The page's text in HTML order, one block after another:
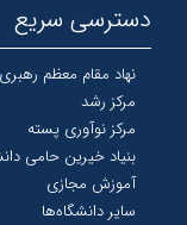
دسترسی سریع
نهاد مقام معظم رهبری
مرکز رشد
مرکز نوآوری پسته
بنیاد خیرین حامی
آموزش مجازی
سایر دانشگاه‌ها